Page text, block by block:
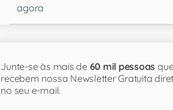
agora
Junte-se às mais de 60 mil pessoas
recebem nossa Newsletter Gratuita
no seu e-mail.